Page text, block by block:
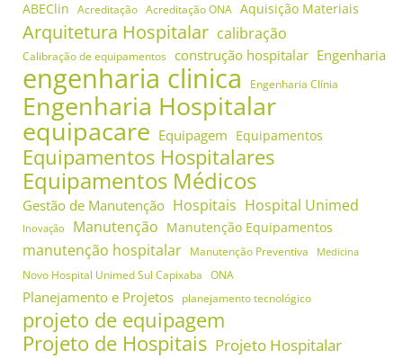
ABEClin Acreditação Acreditação ONA Aquisição Materiais
Arquitetura Hospitalar calibração
Calibração de equipamentos construção hospitalar Engenharia
engenharia clinica Engenharia Clínia
Engenharia Hospitalar
equipacare Equipagem Equipamentos
Equipamentos Hospitalares
Equipamentos Médicos
Gestão de Manutenção Hospitais Hospital Unimed
Inovação Manutenção Manutenção Equipamentos
manutenção hospitalar Manutenção Preventiva Medicina
Novo Hospital Unimed Sul Capixaba ONA
Planejamento e Projetos planejamento tecnológico
projeto de equipagem
Projeto de Hospitais Projeto Hospitalar